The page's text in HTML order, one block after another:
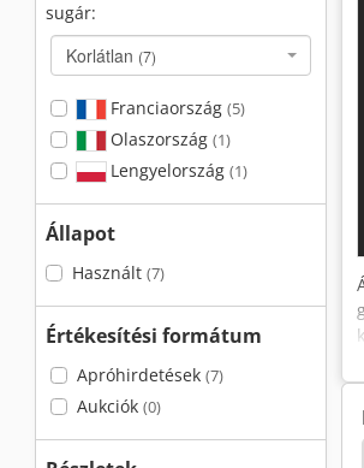
sugár:
Korlátlan (7)
Franciaország (5)
Olaszország (1)
Lengyelország (1)
Állapot
Használt (7)
Értékesítési formátum
Apróhirdetések (7)
Aukciók (0)
Caterpillar 301.8